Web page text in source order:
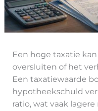
Een hoge taxatie
oversluiten of het
Een taxatiewaarde
hypotheekschuld
ratio, wat vaak